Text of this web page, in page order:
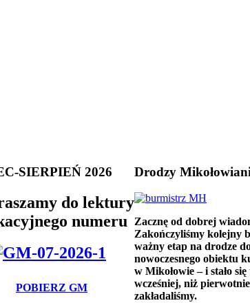
SIERPIEŃ 2026
do lektury
numeru
POBIERZ GM
Drodzy
Zacznę od dobrej
Zakończyliśmy kolejny
ważny etap na drodze
nowoczesnego obiektu
w Mikołowie – i stało się
wcześniej, niż pierwotnie
zakładaliśmy.